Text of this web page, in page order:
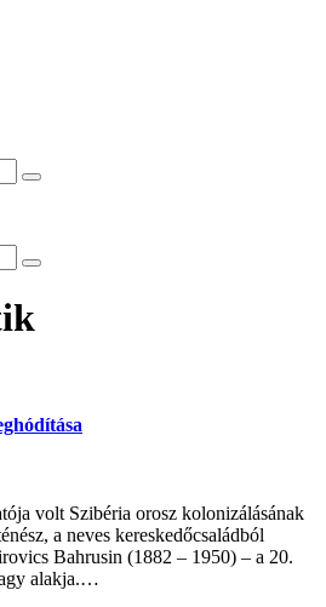
volt Szibéria orosz kolonizálásának
a neves kereskedőcsaládból
Bahrusin (1882 – 1950) – a 20.
alakja.…